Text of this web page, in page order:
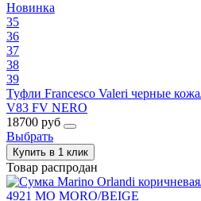
Новинка
35
36
37
38
39
Туфли Francesco Valeri черные
V83 FV NERO
18700 руб
Выбрать
Купить в 1 клик
Товар распродан